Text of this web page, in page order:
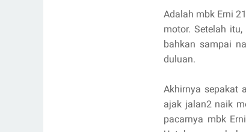
Adalah mbk Erni
motor. Setelah
bahkan sampai
duluan.
Akhirnya sepakat
ajak jalan2 naik
pacarnya mbk